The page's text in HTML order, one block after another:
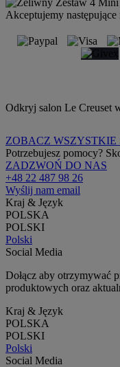
Akceptujemy następujące
Odkryj salon Le Creuset
ZOBACZ
Potrzebujesz pomocy?
ZADZWOŃ DO NAS
+48 22 487 98 26
Wyślij nam email
Kraj & Język
POLSKA
POLSKI
Polski
Social Media
Dołącz aby otrzymywać
produktowych oraz
Kraj & Język
POLSKA
POLSKI
Polski
Social Media